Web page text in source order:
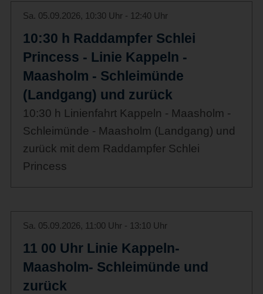
Sa. 05.09.2026, 10:30 Uhr - 12:40 Uhr
10:30 h Raddampfer Schlei
Princess - Linie Kappeln -
Maasholm - Schleimünde
(Landgang) und zurück
10:30 h Linienfahrt Kappeln - Maasholm -
Schleimünde - Maasholm (Landgang) und
zurück mit dem Raddampfer Schlei
Princess
Sa. 05.09.2026, 11:00 Uhr - 13:10 Uhr
11 00 Uhr Linie Kappeln-
Maasholm- Schleimünde und
zurück